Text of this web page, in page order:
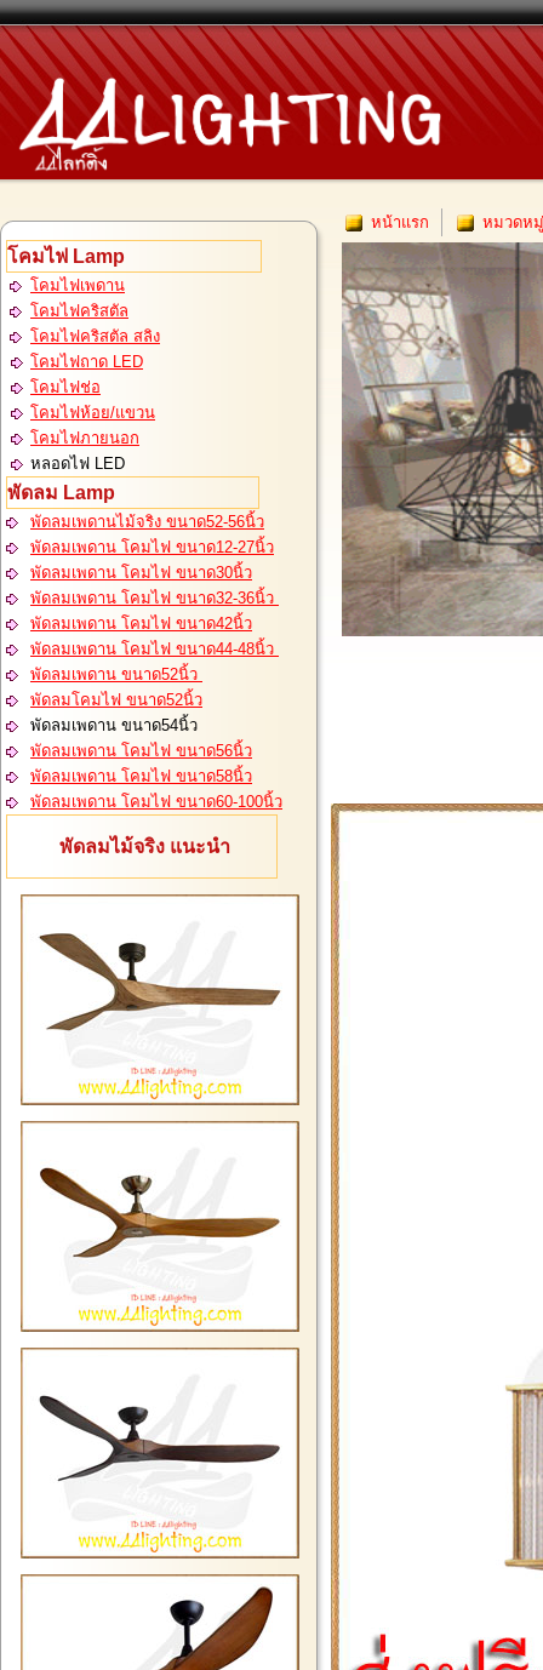
โคมไฟ Lamp
โคมไฟเพดาน
โคมไฟคริสตัล
โคมไฟคริสตัล สลิง
โคมไฟถาด LED
โคมไฟช่อ
โคมไฟห้อย/แขวน
โคมไฟภายนอก
หลอดไฟ LED
พัดลม Lamp
พัดลมเพดานไม้จริง ขนาด52-56นิ้ว
พัดลมเพดาน โคมไฟ ขนาด12-27นิ้ว
พัดลมเพดาน โคมไฟ ขนาด30นิ้ว
พัดลมเพดาน โคมไฟ ขนาด32-36นิ้ว
พัดลมเพดาน โคมไฟ ขนาด42นิ้ว
พัดลมเพดาน โคมไฟ ขนาด44-48นิ้ว
พัดลมเพดาน ขนาด52นิ้ว
พัดลมโคมไฟ ขนาด52นิ้ว
พัดลมเพดาน ขนาด54นิ้ว
พัดลมเพดาน โคมไฟ ขนาด56นิ้ว
พัดลมเพดาน โคมไฟ ขนาด58นิ้ว
พัดลมเพดาน โคมไฟ ขนาด60-100นิ้ว
พัดลมไม้จริง แนะนำ
หน้าแรก หมวดหมู่